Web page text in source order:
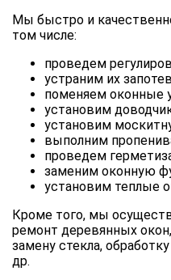
Мы быстро и
том числе:
проведем
устраним их
поменяем оконные
установим
установим
выполним
проведем
заменим оконную
установим теплые
Кроме того, мы
ремонт деревянных
замену стекла,
др.